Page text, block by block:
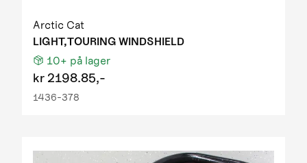
Arctic Cat
LIGHT,TOURING WINDSHIELD
10+ på lager
kr 2198.85,-
1436-378